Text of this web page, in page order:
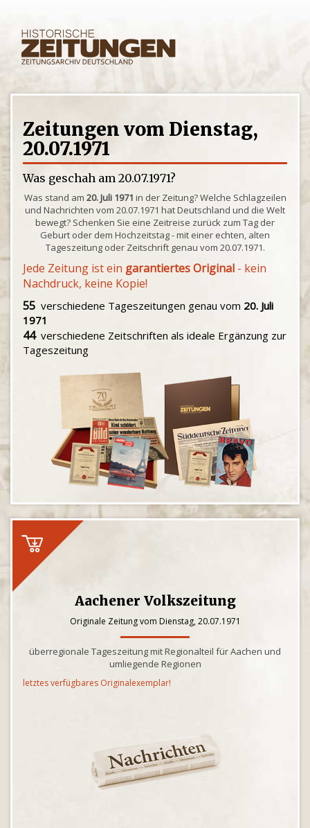
Zeitungen vom Dienstag,
20.07.1971
Was geschah am 20.07.1971?
Was stand am 20. Juli 1971 in der Zeitung? Welche Schlagzeilen
und Nachrichten vom 20.07.1971 hat Deutschland und die Welt
bewegt? Schenken Sie eine Zeitreise zurück zum Tag der
Geburt oder dem Hochzeitstag - mit einer echten, alten
Tageszeitung oder Zeitschrift genau vom 20.07.1971.
Jede Zeitung ist ein garantiertes Original - kein
Nachdruck, keine Kopie!
55 verschiedene Tageszeitungen genau vom 20. Juli
1971
44verschiedene Zeitschriften als ideale Ergänzung zur
Tageszeitung
Aachener Volkszeitung
Originale Zeitung vom Dienstag, 20.07.1971
überregionale Tageszeitung mit Regionalteil für Aachen und
umliegende Regionen
letztes verfügbares Originalexemplar!